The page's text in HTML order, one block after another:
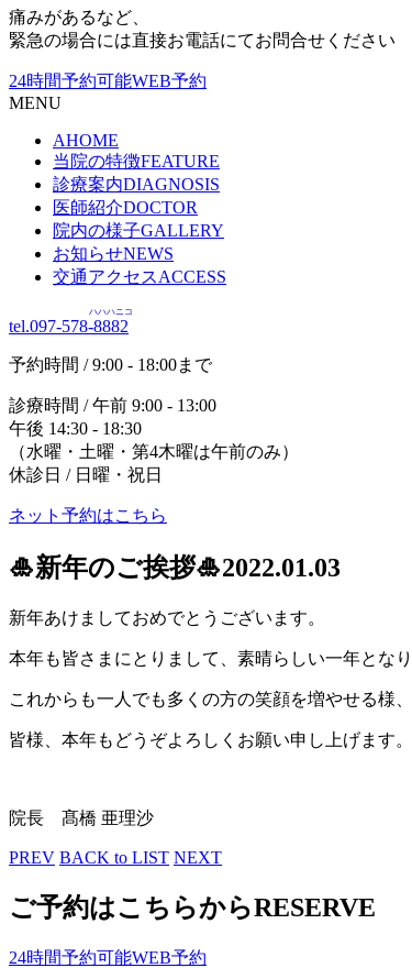
痛みがあるなど、
緊急の場合には直接お電話にてお問合せください
24時間予約可能WEB予約
MENU
AHOME
当院の特徴FEATURE
診療案内DIAGNOSIS
医師紹介DOCTOR
院内の様子GALLERY
お知らせNEWS
交通アクセスACCESS
tel.097-578-8882
ハハハニコ
予約時間 / 9:00 - 18:00まで
診療時間 / 午前 9:00 - 13:00
午後 14:30 - 18:30
（水曜・土曜・第4木曜は午前のみ）
休診日 / 日曜・祝日
ネット予約はこちら
🎍新年のご挨拶🎍2022.01.03
新年あけましておめでとうございます。
本年も皆さまにとりまして、素晴らしい一年とな
これからも一人でも多くの方の笑顔を増やせる様
皆様、本年もどうぞよろしくお願い申し上げ
院長 髙橋 亜理沙
PREV BACK to LIST NEXT
ご予約はこちらからRESERVE
24時間予約可能WEB予約